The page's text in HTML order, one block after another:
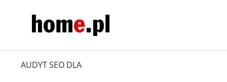
AUDYT SEO DLA